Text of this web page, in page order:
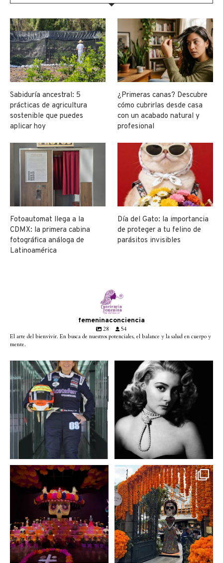
Sabiduría ancestral: 5
prácticas de agricultura
sostenible que puedes
aplicar hoy
¿Primeras canas? Descubre
cómo cubrirlas desde casa
con un acabado natural y
profesional
Fotoautomat llega a la
CDMX: la primera cabina
fotográfica análoga de
Latinoamérica
Día del Gato: la importancia
de proteger a tu felino de
parásitos invisibles
femeninaconciencia
28
54
El arte del bienvivir. En busca de nuestros potenciales, el balance y la salud en cuerpo y
mente.
Conoce a @betty_racing08
la piloto mexicana que ...
3 0
Descanse en paz la gran
diva del cine mexicano
2 0
A partir de hoy miercoles
23 de octubre y hasta el...
2 0
No te pierdas la exhibición
de @menchaca.studio...
2 0